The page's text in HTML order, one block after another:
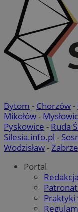
Bytom - Chorzów-
Mikołów-
Pyskowice - Ruda
Silesia.info.pl -
Wodzisław-Zabrze
Portal
Redakcja
Praktyki